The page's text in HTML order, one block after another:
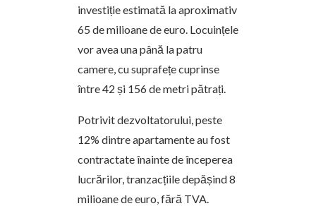
investiție estimată la aproximativ
65 de milioane de euro. Locuințele
vor avea una până la patru
camere, cu suprafețe cuprinse
între 42 și 156 de metri pătrați.
Potrivit dezvoltatorului, peste
12% dintre apartamente au fost
contractate înainte de începerea
lucrărilor, tranzacțiile depășind 8
milioane de euro, fără TVA.